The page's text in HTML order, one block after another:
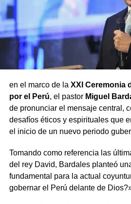
en el marco de la XXI Ceremonia
por el Perú, el pastor Miguel
de pronunciar el mensaje central,
desafíos éticos y espirituales que
el inicio de un nuevo periodo
Tomando como referencia las
del rey David, Bardales planteó
fundamental para la actual
gobernar el Perú delante de